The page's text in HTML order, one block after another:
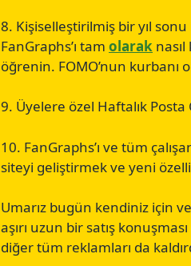
8. Kişiselleştirilmiş bir yıl
FanGraphs’ı tam olarak nasıl
öğrenin. FOMO’nun kurbanı
9. Üyelere özel Haftalık Posta
10. FanGraphs’ı ve tüm
siteyi geliştirmek ve yeni
Umarız bugün kendiniz için
aşırı uzun bir satış
diğer tüm reklamları da